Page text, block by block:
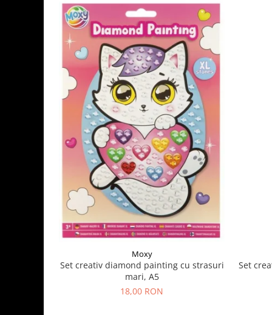
Moxy
Set creativ diamond painting cu strasuri
mari, A5
18,00 RON
Set